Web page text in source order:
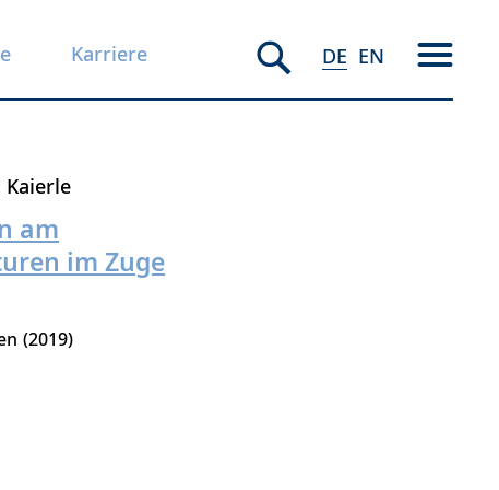
Karriere DE EN
Kaierle
am
im Zuge
2019